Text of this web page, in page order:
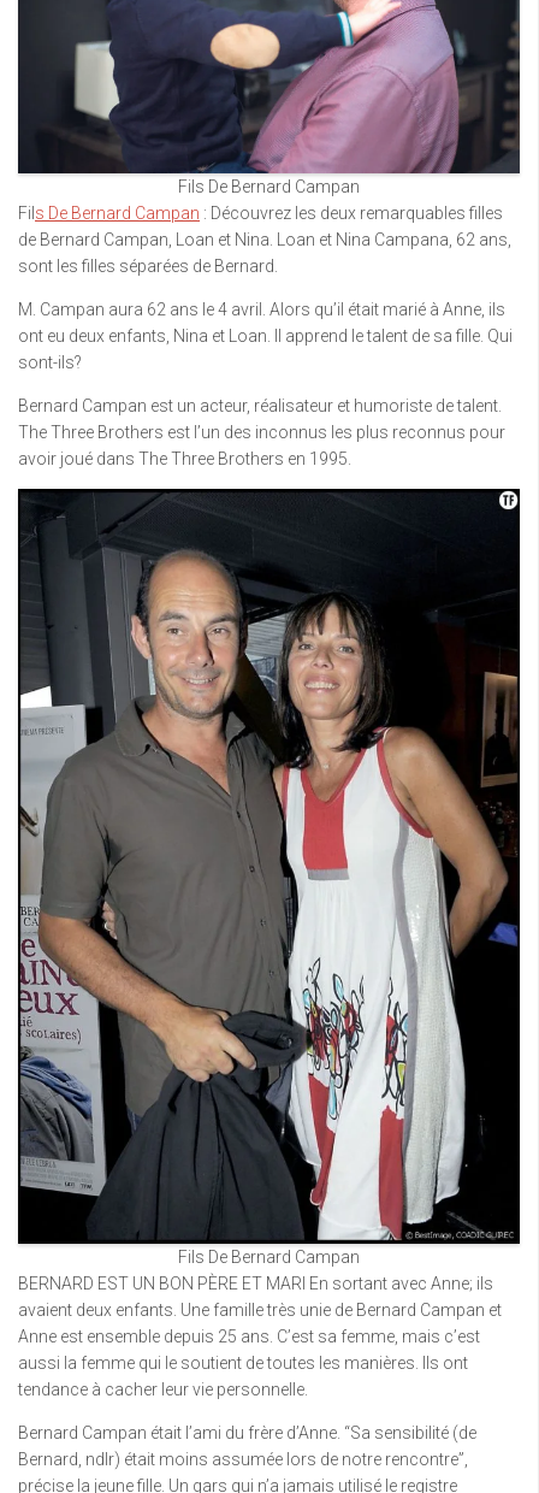
Fils De Bernard Campan
Fil s De Bernard Campan : Découvrez les deux remarquables filles
de Bernard Campan, Loan et Nina. Loan et Nina Campana, 62 ans,
sont les filles séparées de Bernard.
M. Campan aura 62 ans le 4 avril. Alors qu’il était marié à Anne, ils
ont eu deux enfants, Nina et Loan. Il apprend le talent de sa fille. Qui
sont-ils?
Bernard Campan est un acteur, réalisateur et humoriste de talent.
The Three Brothers est l’un des inconnus les plus reconnus pour
avoir joué dans The Three Brothers en 1995.
Fils De Bernard Campan
BERNARD EST UN BON PÈRE ET MARI En sortant avec Anne; ils
avaient deux enfants. Une famille très unie de Bernard Campan et
Anne est ensemble depuis 25 ans. C’est sa femme, mais c’est
aussi la femme qui le soutient de toutes les manières. Ils ont
tendance à cacher leur vie personnelle.
Bernard Campan était l’ami du frère d’Anne. “Sa sensibilité (de
Bernard, ndlr) était moins assumée lors de notre rencontre”,
précise la jeune fille. Un gars qui n’a jamais utilisé le registre